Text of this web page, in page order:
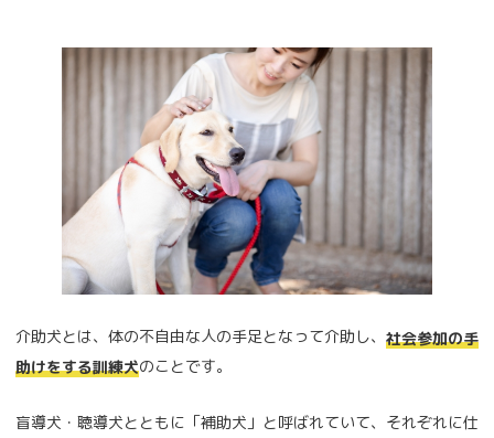
介助犬とは、体の不自由な人の手足となって介助し、 社会参加の手
助けをする訓練犬のことです。
盲導犬・聴導犬とともに「補助犬」と呼ばれていて、それぞれに仕